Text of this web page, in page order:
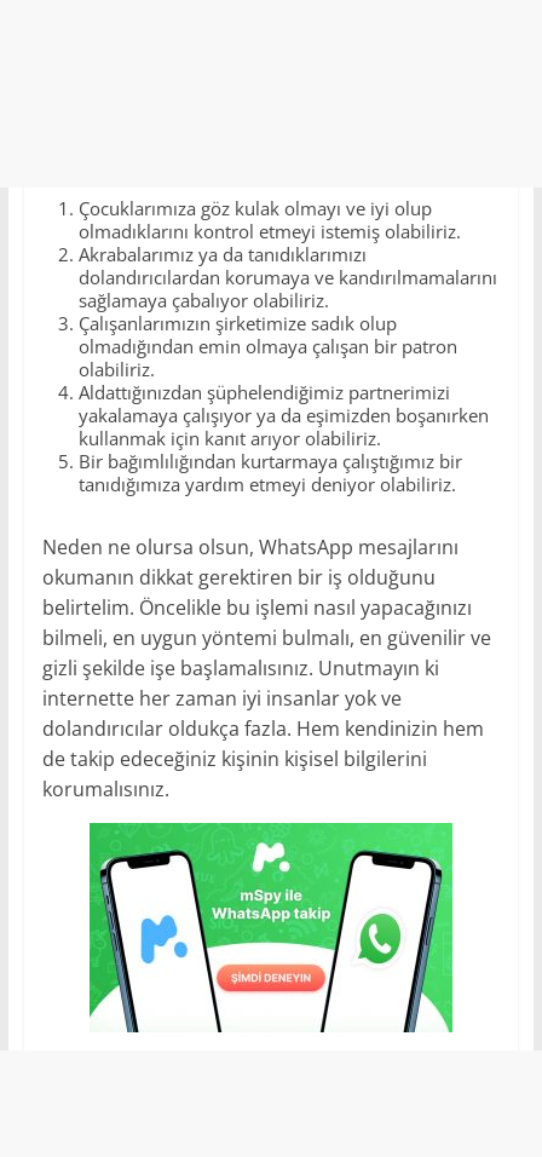
Çocuklarımıza göz kulak olmayı ve iyi olup
olmadıklarını kontrol etmeyi istemiş olabiliriz.
Akrabalarımız ya da tanıdıklarımızı
dolandırıcılardan korumaya ve kandırılmamalarını
sağlamaya çabalıyor olabiliriz.
Çalışanlarımızın şirketimize sadık olup
olmadığından emin olmaya çalışan bir patron
olabiliriz.
Aldattığınızdan şüphelendiğimiz partnerimizi
yakalamaya çalışıyor ya da eşimizden boşanırken
kullanmak için kanıt arıyor olabiliriz.
Bir bağımlılığından kurtarmaya çalıştığımız bir
tanıdığımıza yardım etmeyi deniyor olabiliriz.
Neden ne olursa olsun, WhatsApp mesajlarını
okumanın dikkat gerektiren bir iş olduğunu
belirtelim. Öncelikle bu işlemi nasıl yapacağınızı
bilmeli, en uygun yöntemi bulmalı, en güvenilir ve
gizli şekilde işe başlamalısınız. Unutmayın ki
internette her zaman iyi insanlar yok ve
dolandırıcılar oldukça fazla. Hem kendinizin hem
de takip edeceğiniz kişinin kişisel bilgilerini
korumalısınız.